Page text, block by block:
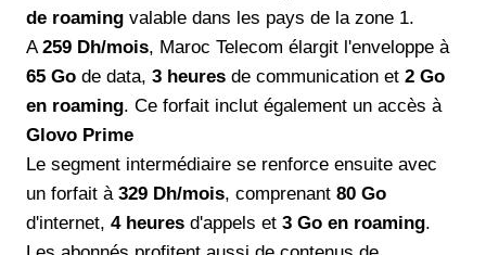
de roaming valable dans les pays de la zone 1.
A259 Dh/mois, Maroc Telecom élargit l'enveloppe à
65 Go de data, 3 heures de communication et 2 Go
en roaming. Ce forfait inclut également un accès à
Glovo Prime
Le segment intermédiaire se renforce ensuite avec
un forfait à 329 Dh/mois, comprenant 80 Go
d'internet, 4 heures d'appels et 3 Go en roaming.